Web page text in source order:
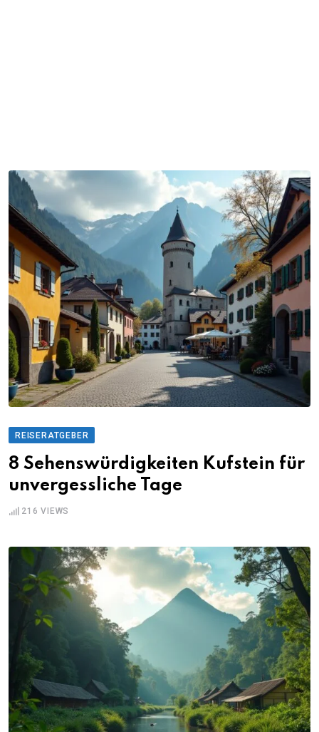
REISERATGEBER
8 Sehenswürdigkeiten Kufstein für
unvergessliche Tage
216 VIEWS